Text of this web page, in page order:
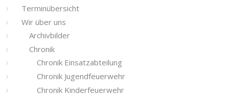
Terminübersicht
Wir über uns
Archivbilder
Chronik
Chronik Einsatzabteilung
Chronik Jugendfeuerwehr
Chronik Kinderfeuerwehr